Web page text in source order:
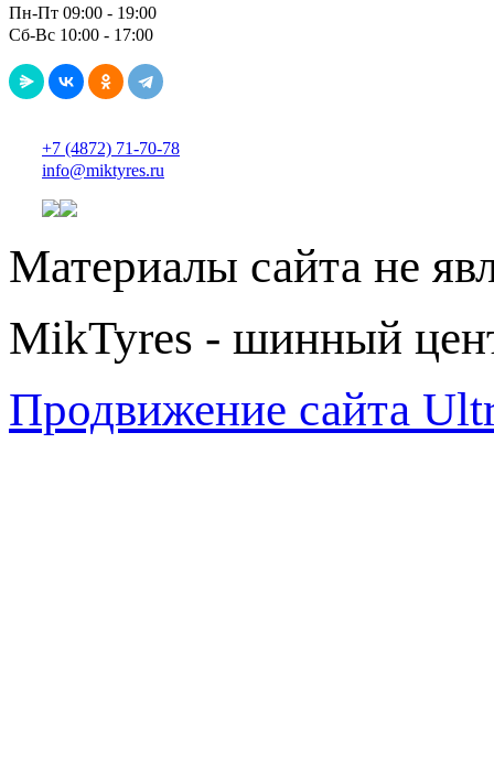
Пн-Пт 09:00 - 19:00
Сб-Вс 10:00 - 17:00
+7 (4872) 71-70-78
info@miktyres.ru
Материалы сайта не
MikTyres - шинный
Продвижение сайта